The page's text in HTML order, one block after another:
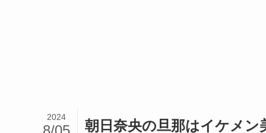
朝日奈央の旦那はイケメン
2024